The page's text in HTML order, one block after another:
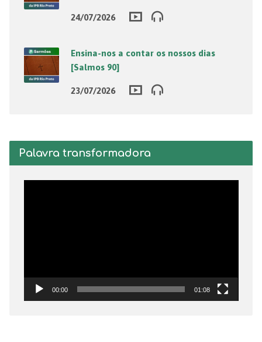
24/07/2026
Ensina-nos a contar os nossos dias
[Salmos 90]
23/07/2026
Palavra transformadora
00:00 01:08